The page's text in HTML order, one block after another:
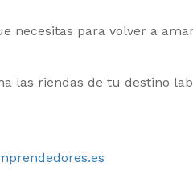
para volver a
las riendas de tu destino